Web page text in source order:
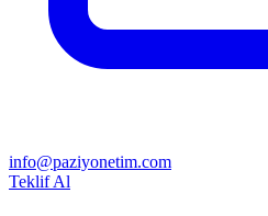
info@paziyonetim.com
Teklif Al